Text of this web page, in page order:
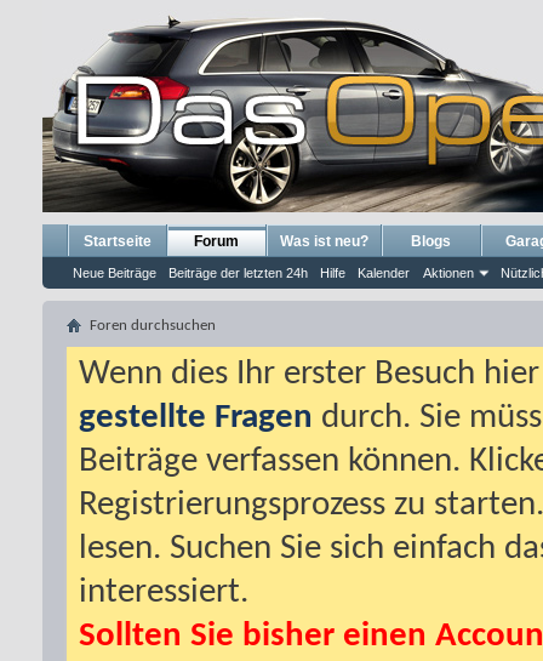
Startseite Forum
Neue Beiträge Beiträge der letzten 24h Hilfe Kalender Aktionen
Was ist neu? Blogs
Foren durchsuchen
Wenn dies Ihr erster Besuch
gestellte Fragen durch. Sie
Beiträge verfassen können.
Registrierungsprozess zu
lesen. Suchen Sie sich einfach
interessiert.
Sollten Sie bisher einen